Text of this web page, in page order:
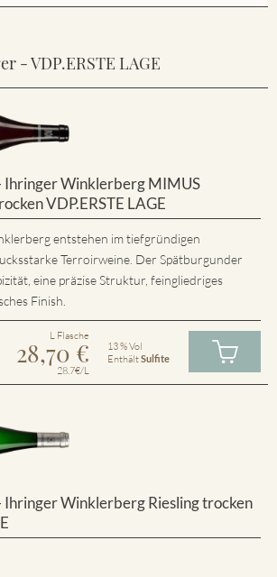
- VDP.ERSTE LAGE
Ihringer Winklerberg MIMUS
VDP.ERSTE LAGE
entstehen im tiefgründigen
Terroirweine. Der Spätburgunder
eine präzise Struktur, feingliedriges
Finish.
L Flasche
28,70 €
28.7€/L
13 % Vol
EnthältSulfite
Ihringer Winklerberg Riesling trocken